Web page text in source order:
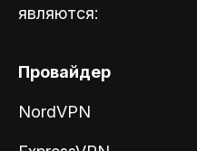
являются:
Провайдер
NordVPN